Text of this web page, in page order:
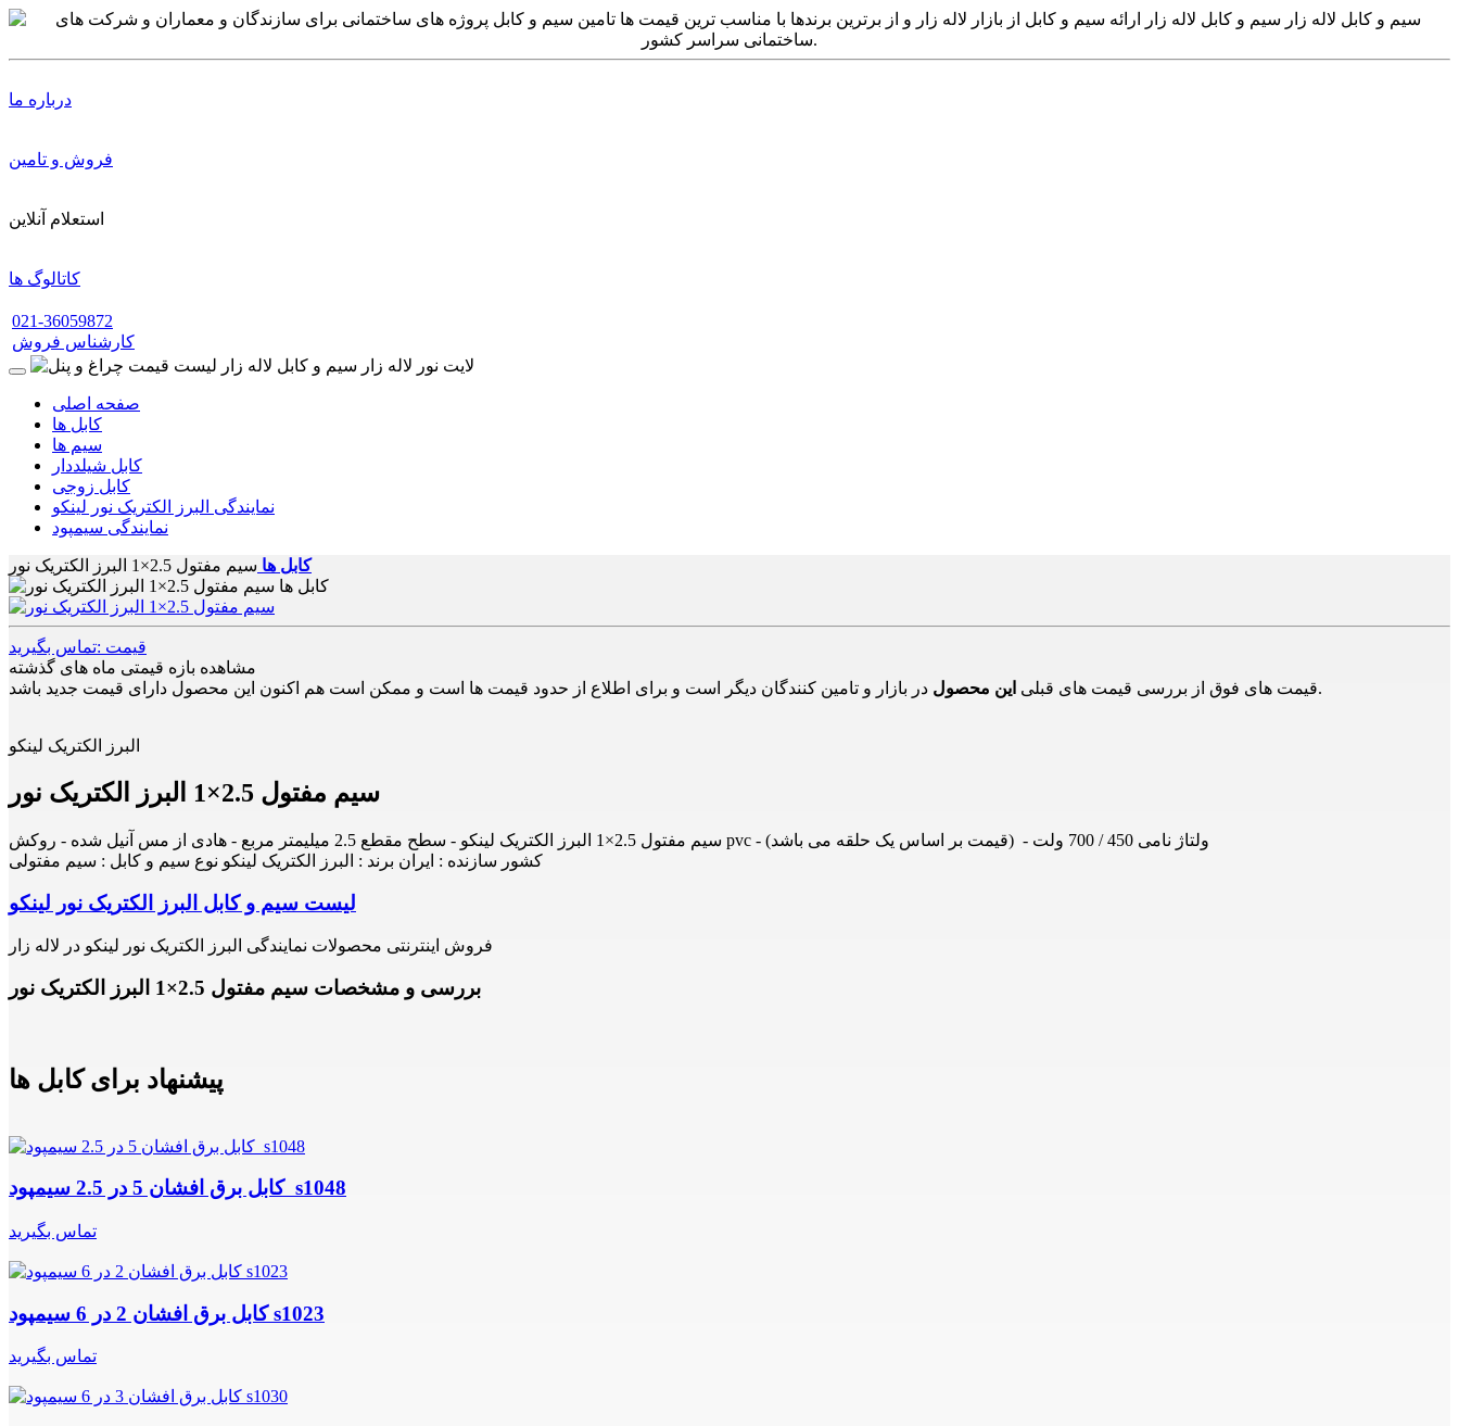
درباره ما
فروش و تامین
استعلام آنلاین
کاتالوگ ها
021-36059872
کارشناس فروش
صفحه اصلی
کابل ها
سیم ها
کابل شیلددار
کابل زوجی
نمایندگی البرز الکتریک نور لینکو
نمایندگی سیمپود
کابل ها سیم مفتول 2.5×1 البرز الکتریک نور
قیمت :تماس بگیرید
مشاهده بازه قیمتی ماه های گذشته
قیمت های فوق از بررسی قیمت های قبلی این محصول در بازار و تامین کنندگان دیگر است و برای اطلاع از حدود قیمت ها است و ممکن است هم اکنون این محصول دارای قیمت جدید باشد.
البرز الکتریک لینکو
سیم مفتول 2.5×1 البرز الکتریک نور
سیم مفتول 2.5×1 البرز الکتریک لینکو - سطح مقطع 2.5 میلیمتر مربع - هادی از مس آنیل شده - روکش pvc - ولتاژ نامی 450 / 700 ولت - (قیمت بر اساس یک حلقه می باشد)
کشور سازنده : ایران برند : البرز الکتریک لینکو نوع سیم و کابل : سیم مفتولی
لیست سیم و کابل البرز الکتریک نور لینکو
فروش اینترنتی محصولات نمایندگی البرز الکتریک نور لینکو در لاله زار
بررسی و مشخصات سیم مفتول 2.5×1 البرز الکتریک نور
پیشنهاد برای کابل ها
کابل برق افشان 5 در 2.5 سیمپود s1048
تماس بگیرید
کابل برق افشان 2 در 6 سیمپود s1023
تماس بگیرید